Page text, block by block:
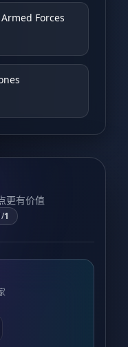
Forces
更有价值
/1